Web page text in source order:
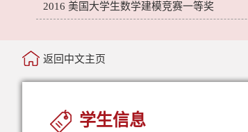
2016 美国大学生数学建模竞赛一等奖
返回中文主页
学生信息